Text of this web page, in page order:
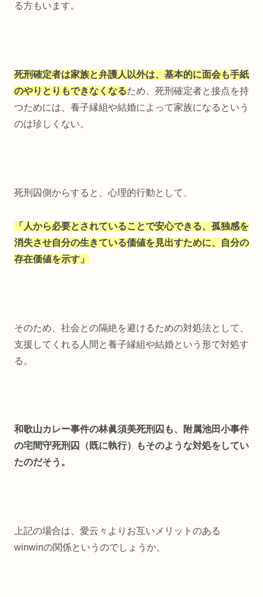
る方もいます。
死刑確定者は家族と弁護人以外は、基本的に面会も手紙
のやりとりもできなくなるため、死刑確定者と接点を持
つためには、養子縁組や結婚によって家族になるという
のは珍しくない。
死刑囚側からすると、心理的行動として、
「人から必要とされていることで安心できる、孤独感を
消失させ自分の生きている価値を見出すために、自分の
存在価値を示す」
そのため、社会との隔絶を避けるための対処法として、
支援してくれる人間と養子縁組や結婚という形で対処す
る。
和歌山カレー事件の林眞須美死刑囚も、附属池田小事件
の宅間守死刑囚（既に執行）もそのような対処をしてい
たのだそう。
上記の場合は、愛云々よりお互いメリットのある
winwinの関係というのでしょうか。